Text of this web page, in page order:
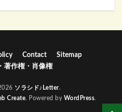
Contact
Sitemap
著作権・肖像権
ソラシド♪Letter.
Create. Powered by WordPress.